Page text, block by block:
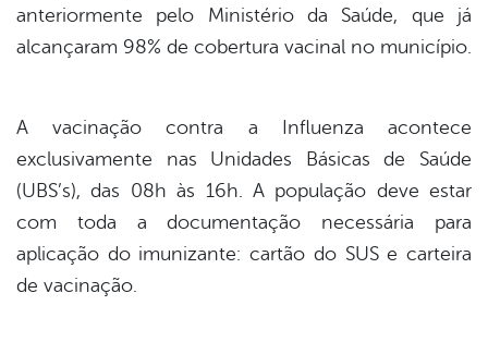
anteriormente pelo Ministério da Saúde, que já
alcançaram 98% de cobertura vacinal no município.
A vacinação contra a Influenza acontece
exclusivamente nas Unidades Básicas de Saúde
(UBS’s), das 08h às 16h. A população deve estar
com toda a documentação necessária para
aplicação do imunizante: cartão do SUS e carteira
de vacinação.